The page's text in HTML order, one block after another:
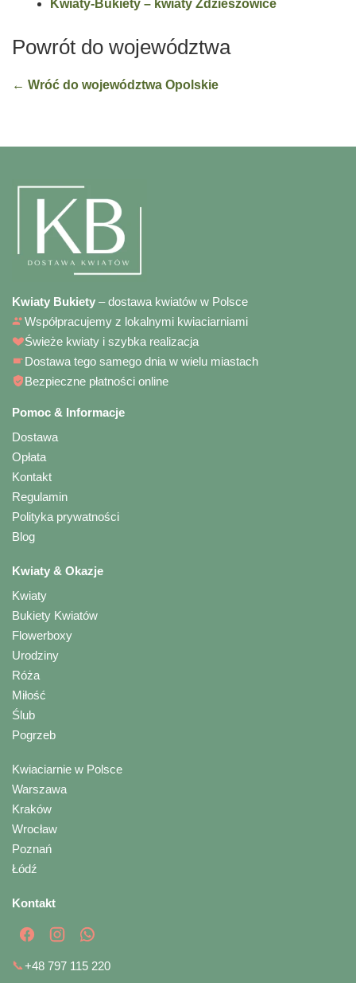
Kwiaty-Bukiety – kwiaty Zdzieszowice
Powrót do województwa
← Wróć do województwa Opolskie
Kwiaty Bukiety – dostawa kwiatów w Polsce
Współpracujemy z lokalnymi kwiaciarniami
Świeże kwiaty i szybka realizacja
Dostawa tego samego dnia w wielu miastach
Bezpieczne płatności online
Pomoc & Informacje
Dostawa
Opłata
Kontakt
Regulamin
Polityka prywatności
Blog
Kwiaty & Okazje
Kwiaty
Bukiety Kwiatów
Flowerboxy
Urodziny
Róża
Miłość
Ślub
Pogrzeb
Kwiaciarnie w Polsce
Warszawa
Kraków
Wrocław
Poznań
Łódź
Kontakt
📞+48 797 115 220